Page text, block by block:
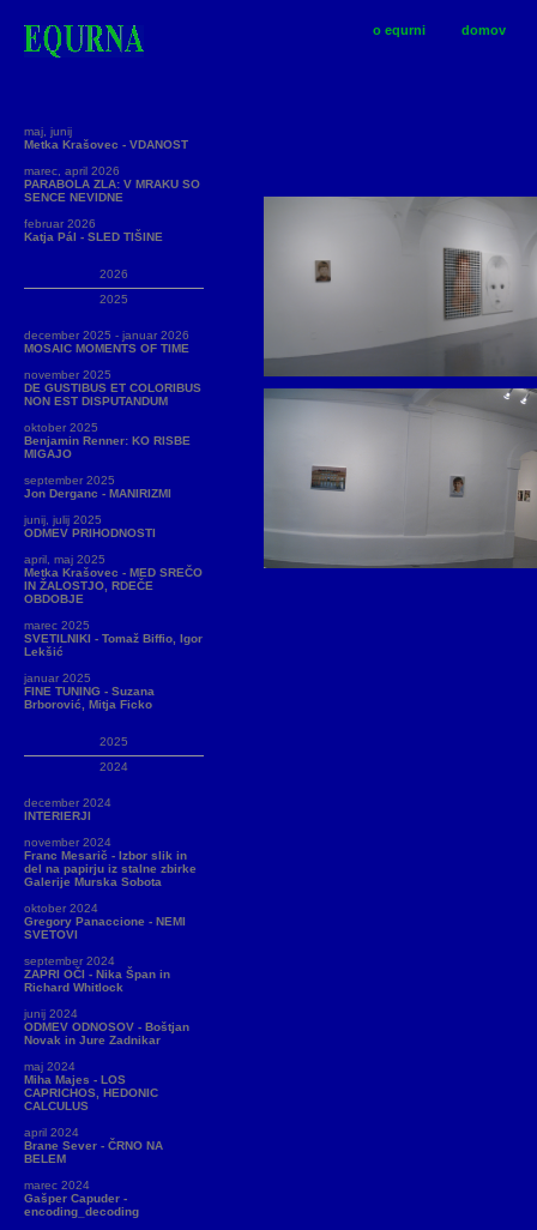
o equrni domov
maj, junij
Metka Krašovec - VDANOST
marec, april 2026
PARABOLA ZLA: V MRAKU SO
SENCE NEVIDNE
februar 2026
Katja Pál - SLED TIŠINE
2026
2025
december 2025 - januar 2026
MOSAIC MOMENTS OF TIME
november 2025
DE GUSTIBUS ET COLORIBUS
NON EST DISPUTANDUM
oktober 2025
Benjamin Renner: KO RISBE
MIGAJO
september 2025
Jon Derganc - MANIRIZMI
junij, julij 2025
ODMEV PRIHODNOSTI
april, maj 2025
Metka Krašovec - MED SREČO
IN ŽALOSTJO, RDEČE
OBDOBJE
marec 2025
SVETILNIKI - Tomaž Biffio, Igor
Lekšić
januar 2025
FINE TUNING - Suzana
Brborović, Mitja Ficko
2025
2024
december 2024
INTERIERJI
november 2024
Franc Mesarič - Izbor slik in
del na papirju iz stalne zbirke
Galerije Murska Sobota
oktober 2024
Gregory Panaccione - NEMI
SVETOVI
september 2024
ZAPRI OČI - Nika Špan in
Richard Whitlock
junij 2024
ODMEV ODNOSOV - Boštjan
Novak in Jure Zadnikar
maj 2024
Miha Majes - LOS
CAPRICHOS, HEDONIC
CALCULUS
april 2024
Brane Sever - ČRNO NA
BELEM
marec 2024
Gašper Capuder -
encoding_decoding